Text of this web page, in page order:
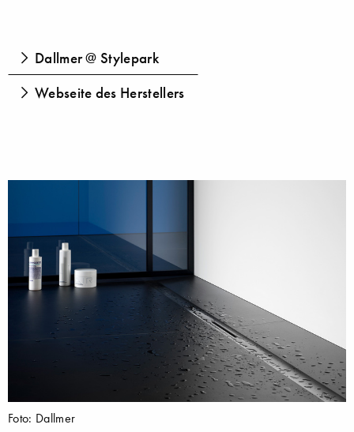
Dallmer @ Stylepark
Webseite des Herstellers
Foto: Dallmer